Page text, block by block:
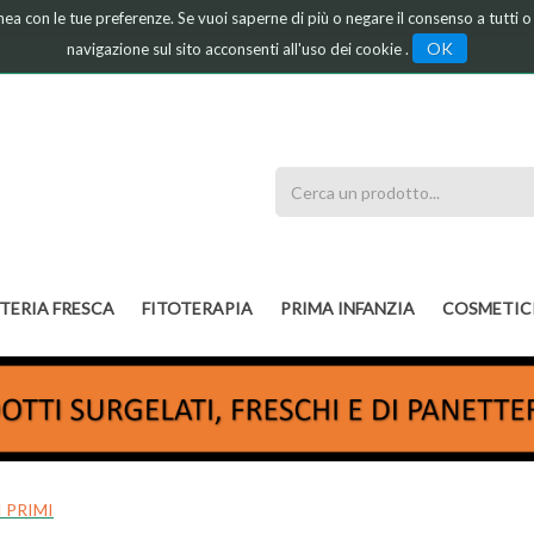
con le tue preferenze. Se vuoi saperne di più o negare il consenso a tutti
navigazione sul sito acconsenti all'uso dei cookie .
OK
Prodotto
FRESCA FITOTERAPIA PRIMA INFANZIA
PRIMI